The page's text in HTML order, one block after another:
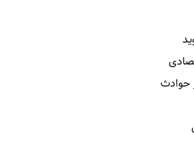
حوادث